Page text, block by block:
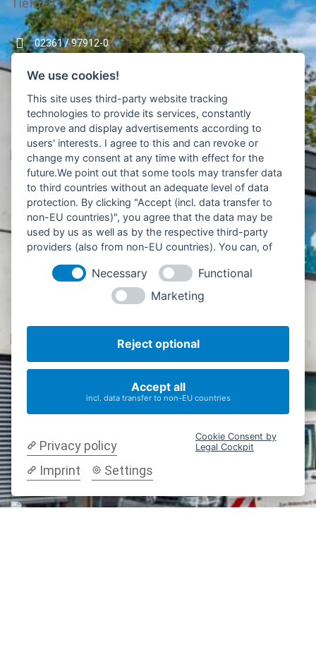
02361 / 97912-0
Mo – Do 7.30 – 16.30 Uhr
Fr 7.30 – 13.30 Uhr
02361 / 97912-250
info@tillmann-ingenieure.de
02361 / 97912-270
Mo – Do 8.00 – 17.00 Uhr
Fr 8.00 – 15.00 Uhr
02361 / 97912-200
Mo – Do 8.00 – 16.30 Uhr
Fr 8.00 – 13.00 Uhr
We use cookies!
This site uses third-party website tracking
technologies to provide its services, constantly
improve and display advertisements according to
users' interests. I agree to this and can revoke or
change my consent at any time with effect for the
future.We point out that some tools may transfer data
to third countries without an adequate level of data
protection. By clicking "Accept (incl. data transfer to
non-EU countries)", you agree that the data may be
used by us as well as by the respective third-party
providers (also from non-EU countries). You can, of
Necessary
Functional
Marketing
Reject optional
Accept all
incl. data transfer to non-EU countries
Privacy policy
Imprint
Settings
Cookie Consent by
Legal Cockpit